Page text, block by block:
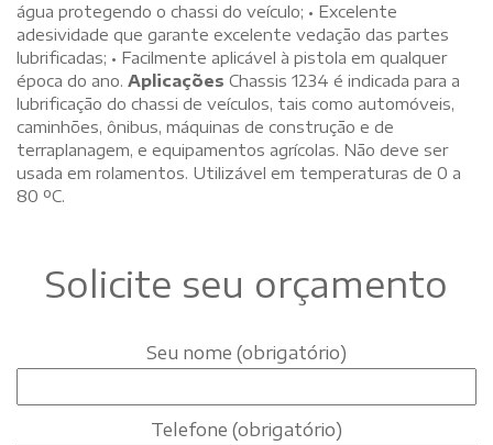
água protegendo o chassi do veículo; • Excelente
adesividade que garante excelente vedação das partes
lubrificadas; • Facilmente aplicável à pistola em qualquer
época do ano. Aplicações Chassis 1234 é indicada para a
lubrificação do chassi de veículos, tais como automóveis,
caminhões, ônibus, máquinas de construção e de
terraplanagem, e equipamentos agrícolas. Não deve ser
usada em rolamentos. Utilizável em temperaturas de 0 a
80 ºC.
Solicite seu orçamento
Seu nome (obrigatório)
Telefone (obrigatório)